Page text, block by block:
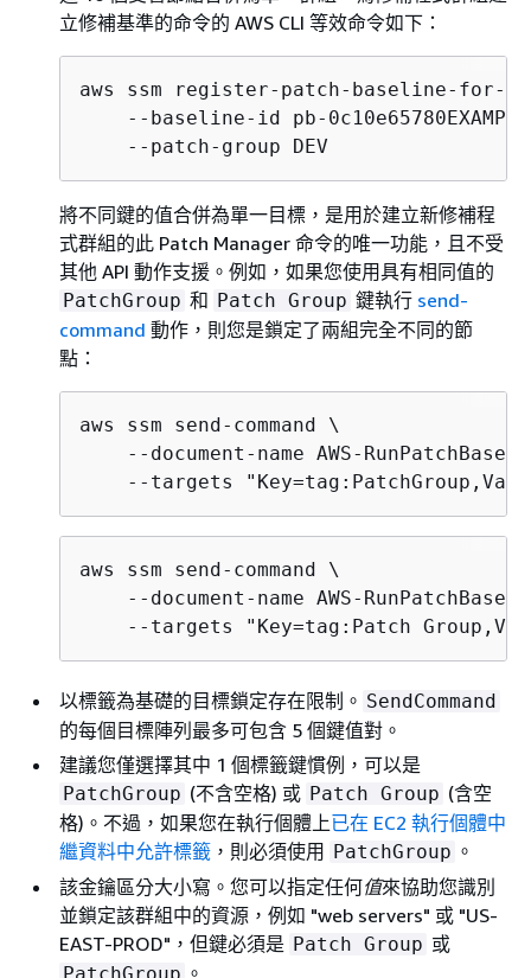
立修補基準的命令的 AWS CLI 等效命令如下：
aws ssm register-patch-baseline-for-
--baseline-id pb-
    --patch-group DEV
將不同鍵的值合併為單一目標，是用於建立新修補程
式群組的此 Patch Manager 命令的唯一功能，且不受
其他 API 動作支援。例如，如果您使用具有相同值的
PatchGroup 和 Patch Group 鍵執行 send-
command 動作，則您是鎖定了兩組完全不同的節
點：
aws ssm send-command \
--document-name AWS-
--targets
aws ssm send-command \
--document-name AWS-
--targets "Key=tag:Patch
以標籤為基礎的目標鎖定存在限制。 SendCommand
的每個目標陣列最多可包含 5 個鍵值對。
建議您僅選擇其中 1 個標籤鍵慣例，可以是
PatchGroup (不含空格) 或 Patch Group (含空
格)。不過，如果您在執行個體上已在 EC2 執行個體中
繼資料中允許標籤 ，則必須使用 PatchGroup 。
該金鑰區分大小寫。您可以指定任何值來協助您識別
並鎖定該群組中的資源，例如 "web servers" 或 "US-
EAST-PROD"，但鍵必須是 Patch Group 或
PatchGroup 。